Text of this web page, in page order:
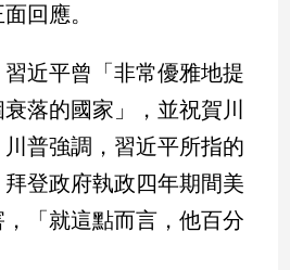
回應。
近平曾「非常優雅地提
落的國家」，並祝賀川
普強調，習近平所指的
登政府執政四年期間美
「就這點而言，他百分